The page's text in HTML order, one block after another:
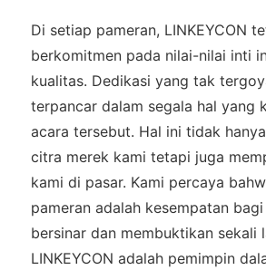
Di setiap pameran, LINKEYCON
berkomitmen pada nilai-nilai inti
kualitas. Dedikasi yang tak
terpancar dalam segala hal yang
acara tersebut. Hal ini tidak
citra merek kami tetapi juga
kami di pasar. Kami percaya
pameran adalah kesempatan
bersinar dan membuktikan sekali
LINKEYCON adalah pemimpin